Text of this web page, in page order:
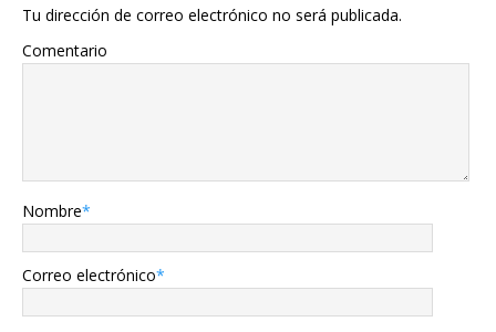
Tu dirección de correo electrónico no será publicada.
Comentario
Nombre*
Correo electrónico*